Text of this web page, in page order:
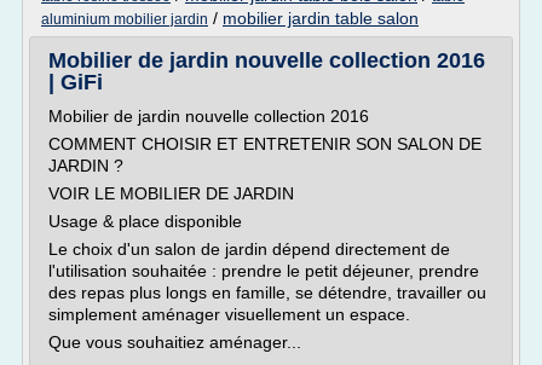
aluminium mobilier jardin / mobilier jardin table salon
Mobilier de jardin nouvelle collection 2016
| GiFi
Mobilier de jardin nouvelle collection 2016
COMMENT CHOISIR ET ENTRETENIR SON SALON DE
JARDIN ?
VOIR LE MOBILIER DE JARDIN
Usage & place disponible
Le choix d'un salon de jardin dépend directement de
l'utilisation souhaitée : prendre le petit déjeuner, prendre
des repas plus longs en famille, se détendre, travailler ou
simplement aménager visuellement un espace.
Que vous souhaitiez aménager...